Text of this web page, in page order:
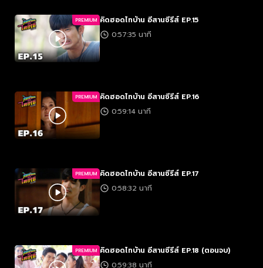
PREMIUM คิดฮอดไทบ้าน อีสานซีรีส์ EP.15
0:57:35 นาที
PREMIUM คิดฮอดไทบ้าน อีสานซีรีส์ EP.16
0:59:14 นาที
PREMIUM คิดฮอดไทบ้าน อีสานซีรีส์ EP.17
0:58:32 นาที
PREMIUM คิดฮอดไทบ้าน อีสานซีรีส์ EP.18 (ตอนจบ)
0:59:38 นาที